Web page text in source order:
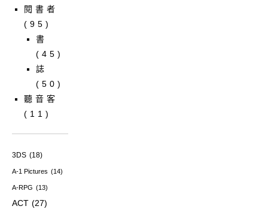
閱書者
(95)
書
(45)
誌
(50)
聽音客
(11)
3DS (18)
A-1 Pictures (14)
A-RPG (13)
ACT (27)